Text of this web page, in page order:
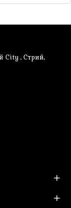
City , Стрий,